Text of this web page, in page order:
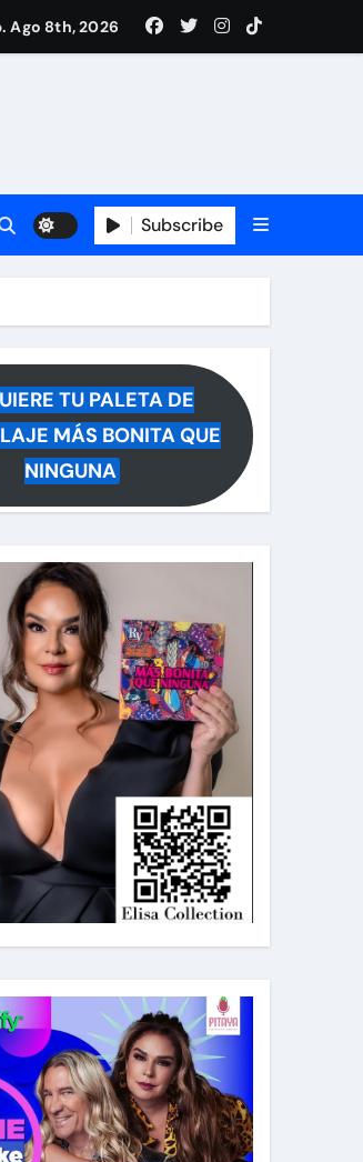
Ago 8th, 2026
Subscribe
TU PALETA DE
MÁS BONITA QUE
NINGUNA